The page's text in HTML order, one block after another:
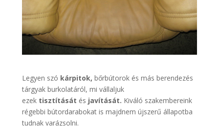
Legyen szó kárpitok, bőrbútorok és más berendezés
tárgyak burkolatáról, mi vállaljuk
ezek tisztítását és javítását. Kiváló szakembereink
régebbi bútordarabokat is majdnem újszerű állapotba
tudnak varázsolni.